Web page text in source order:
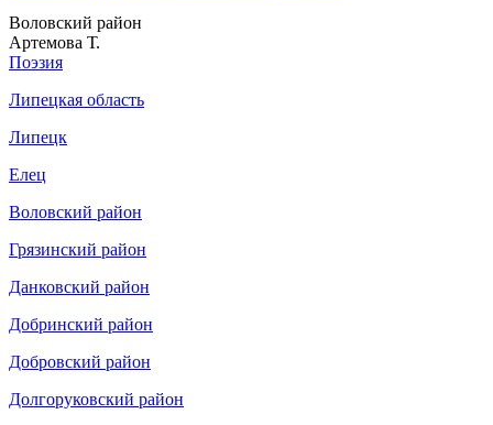
Воловский район
Артемова Т.
Поэзия
Липецкая область
Липецк
Елец
Воловский район
Грязинский район
Данковский район
Добринский район
Добровский район
Долгоруковский район